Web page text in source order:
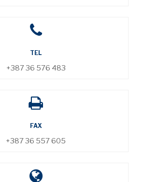
TEL
+387 36 576 483
FAX
+387 36 557 605